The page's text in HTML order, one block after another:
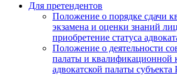
Для претендентов
Положение о порядке сдачи
экзамена и оценки знаний
приобретение статуса
Положение о деятельности
палаты и квалификационной
адвокатской палаты субъекта